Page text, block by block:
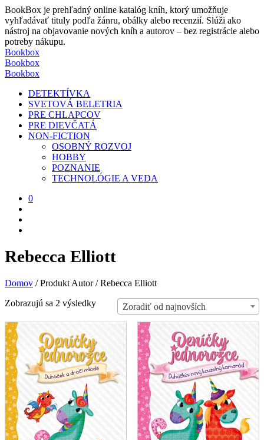
BookBox je prehľadný online katalóg kníh, ktorý umožňuje
vyhľadávať tituly podľa žánru, obálky alebo recenzií. Slúži ako
nástroj na objavovanie nových kníh a autorov – bez registrácie alebo
potreby nákupu.
Bookbox
Bookbox
Bookbox
DETEKTÍVKA
SVETOVÁ BELETRIA
PRE CHLAPCOV
PRE DIEVČATÁ
NON-FICTION
OSOBNÝ ROZVOJ
HOBBY
POZNANIE
TECHNOLÓGIE A VEDA
0
Rebecca Elliott
Domov /Produkt Autor/Rebecca Elliott
Zoradiť od najnovších
Zobrazujú sa 2 výsledkyZoradené
podľa
najnovších